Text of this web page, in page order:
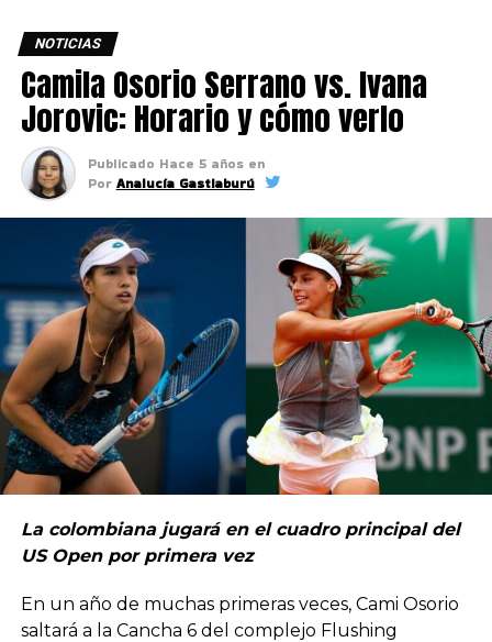
NOTICIAS
Camila Osorio Serrano vs. Ivana
Jorovic: Horario y cómo verlo
Publicado Hace 5 años en
Por Analucía Gastiaburú
La colombiana jugará en el cuadro principal del
US Open por primera vez
En un año de muchas primeras veces, Cami Osorio
saltará a la Cancha 6 del complejo Flushing